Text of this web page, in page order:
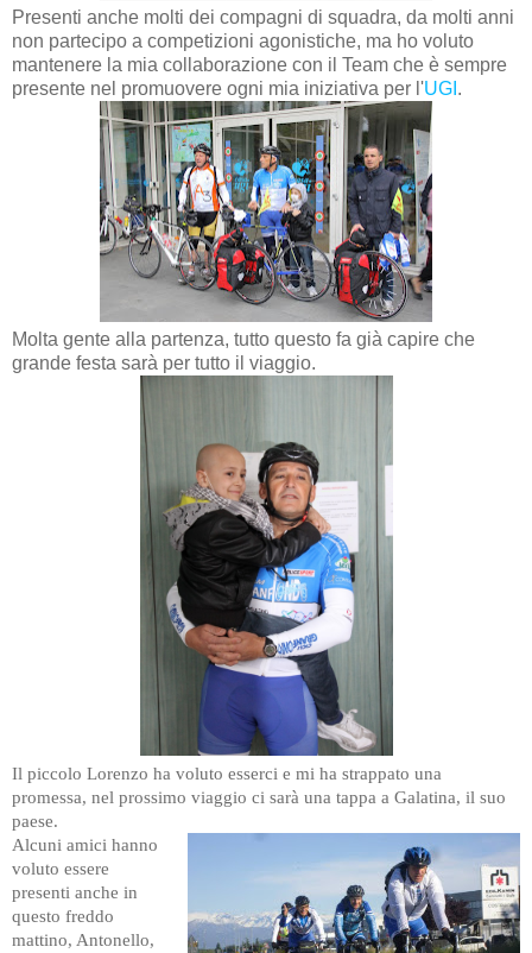
Presenti anche molti dei compagni di squadra, da molti anni
non partecipo a competizioni agonistiche, ma ho voluto
mantenere la mia collaborazione con il Team che è sempre
presente nel promuovere ogni mia iniziativa per l'UGI .
Molta gente alla partenza, tutto questo fa già capire che
grande festa sarà per tutto il viaggio.
Il piccolo Lorenzo ha voluto esserci e mi ha strappato una
promessa, nel prossimo viaggio ci sarà una tappa a Galatina, il suo
paese.
Alcuni amici hanno
voluto essere
presenti anche in
questo freddo
mattino, Antonello,